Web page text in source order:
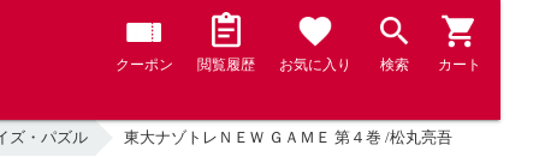
クーポン 閲覧履歴 お気に入り 検索 カート
ズ・パズル 東大ナゾトレＮＥＷ ＧＡＭＥ 第４巻 /松丸亮吾